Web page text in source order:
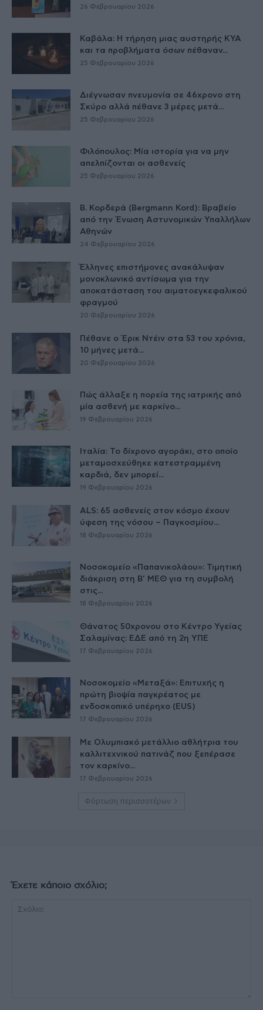
26 Φεβρουαρίου 2026
Καβάλα: Η τήρηση μιας αυστηρής ΚΥΑ
και τα προβλήματα όσων πέθαναν...
25 Φεβρουαρίου 2026
Διέγνωσαν πνευμονία σε 46χρονο στη
Σκύρο αλλά πέθανε 3 μέρες μετά...
25 Φεβρουαρίου 2026
Φιλόπουλος: Μία ιστορία για να μην
απελπίζονται οι ασθενείς
25 Φεβρουαρίου 2026
Β. Κορδερά (Bergmann Kord): Βραβείο
από την Ένωση Αστυνομικών Υπαλλήλων
Αθηνών
24 Φεβρουαρίου 2026
Έλληνες επιστήμονες ανακάλυψαν
μονοκλωνικό αντίσωμα για την
αποκατάσταση του αιματοεγκεφαλικού
φραγμού
20 Φεβρουαρίου 2026
Πέθανε ο Έρικ Ντέιν στα 53 του χρόνια,
10 μήνες μετά...
20 Φεβρουαρίου 2026
Πώς άλλαξε η πορεία της ιατρικής από
μία ασθενή με καρκίνο...
19 Φεβρουαρίου 2026
Ιταλία: Το δίχρονο αγοράκι, στο οποίο
μεταμοσχεύθηκε κατεστραμμένη
καρδιά, δεν μπορεί...
19 Φεβρουαρίου 2026
ALS: 65 ασθενείς στον κόσμο έχουν
ύφεση της νόσου – Παγκοσμίου...
18 Φεβρουαρίου 2026
Νοσοκομείο «Παπανικολάου»: Τιμητική
διάκριση στη Β’ ΜΕΘ για τη συμβολή
στις...
18 Φεβρουαρίου 2026
Θάνατος 50χρονου στο Κέντρο Υγείας
Σαλαμίνας: ΕΔΕ από τη 2η ΥΠΕ
17 Φεβρουαρίου 2026
Νοσοκομείο «Μεταξά»: Επιτυχής η
πρώτη βιοψία παγκρέατος με
ενδοσκοπικό υπέρηχο (EUS)
17 Φεβρουαρίου 2026
Με Ολυμπιακό μετάλλιο αθλήτρια του
καλλιτεχνικού πατινάζ που ξεπέρασε
τον καρκίνο...
17 Φεβρουαρίου 2026
Φόρτωση περισσοτέρων
Έχετε κάποιο σχόλιο;